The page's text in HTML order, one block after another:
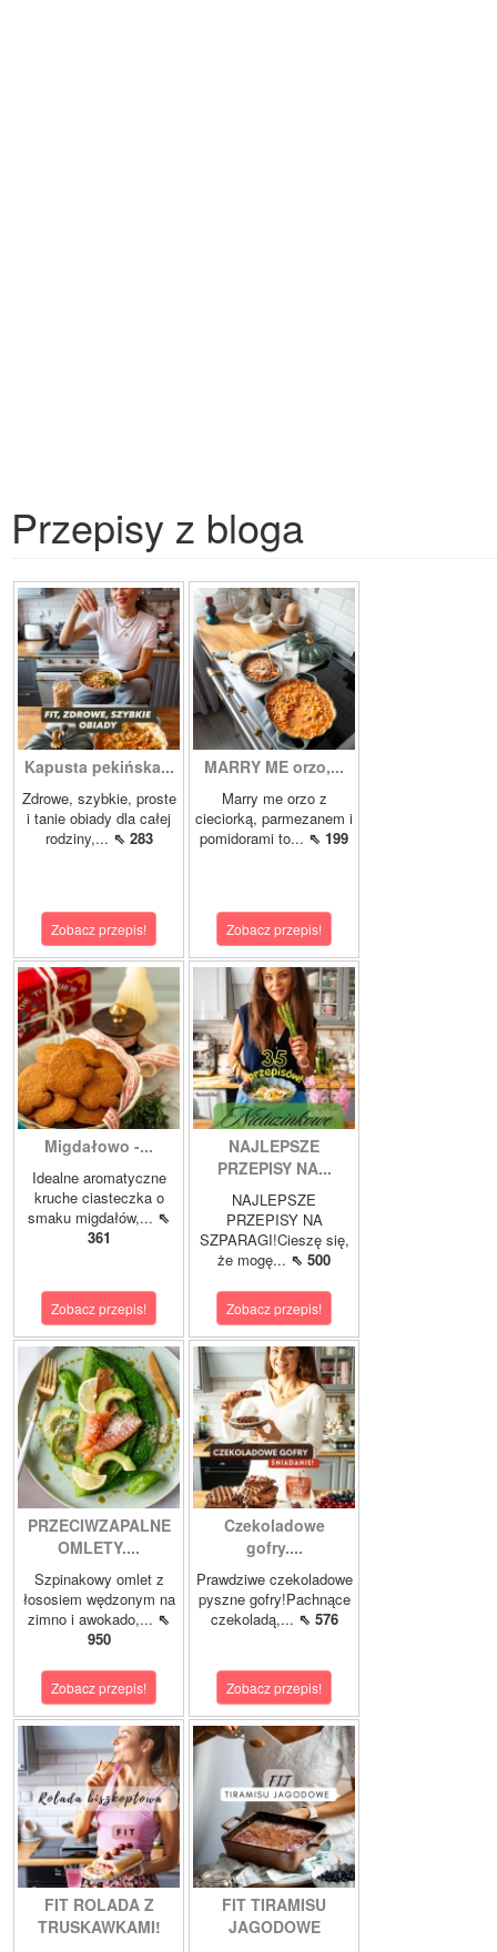
Przepisy z bloga
Kapusta pekińska...
Zdrowe, szybkie, proste
i tanie obiady dla całej
rodziny,... ⇖ 283
Zobacz przepis!
MARRY ME orzo,...
Marry me orzo z
cieciorką, parmezanem i
pomidorami to... ⇖ 199
Zobacz przepis!
Migdałowo -...
Idealne aromatyczne
kruche ciasteczka o
smaku migdałów,... ⇖
361
Zobacz przepis!
NAJLEPSZE
PRZEPISY NA...
NAJLEPSZE
PRZEPISY NA
SZPARAGI!Cieszę się,
że mogę... ⇖ 500
Zobacz przepis!
PRZECIWZAPALNE
OMLETY....
Szpinakowy omlet z
łososiem wędzonym na
zimno i awokado,... ⇖
950
Zobacz przepis!
Czekoladowe
gofry....
Prawdziwe czekoladowe
pyszne gofry!Pachnące
czekoladą,... ⇖ 576
Zobacz przepis!
FIT ROLADA Z
TRUSKAWKAMI!
FIT TIRAMISU
JAGODOWE